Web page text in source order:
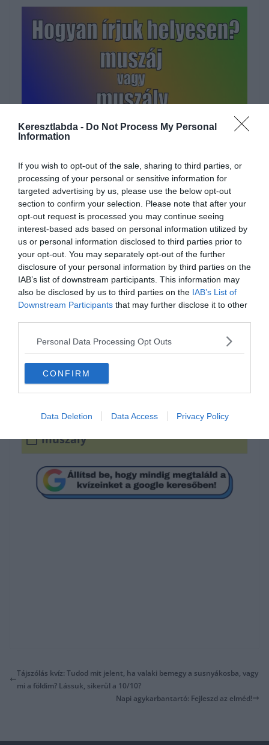
Keresztlabda - Do Not Process My Personal
Information
If you wish to opt-out of the sale, sharing to third parties, or
processing of your personal or sensitive information for
targeted advertising by us, please use the below opt-out
section to confirm your selection. Please note that after your
opt-out request is processed you may continue seeing
interest-based ads based on personal information utilized by
us or personal information disclosed to third parties prior to
your opt-out. You may separately opt-out of the further
disclosure of your personal information by third parties on the
IAB’s list of downstream participants. This information may
also be disclosed by us to third parties on the IAB’s List of
Downstream Participants that may further disclose it to other
Personal Data Processing Opt Outs
CONFIRM
Data Deletion Data Access Privacy Policy
0%
Hogyan írjuk helyesen?
muszály
Tájszólás kvíz: Tudod mit jelent, ha valaki bemegy a susnyákosba, vagy
mi a földim? Lássuk, sikerül a 10/10?
Napi agykarbantartó: Fejleszd az elméd!